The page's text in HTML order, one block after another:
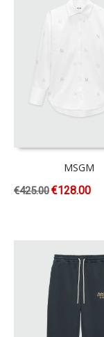
MSGM
€425.00€128.00